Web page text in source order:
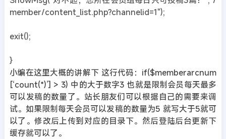
member/content_list.php?channelid=1");
exit();
}
小编在这里大概的讲解下 这行代码：if($memberarcnum
[‘count(*)’] > 3) 中的大于数字3 也就是限制会员每天最多
可以发稿的数量了。站长朋友们可以根据自己的需要来调
试。如果限制每天会员可以发稿的数量为5 就写大于5就可
以了。修改后上传到对应的目录下。然后登陆后台更新下
缓存就可以了。